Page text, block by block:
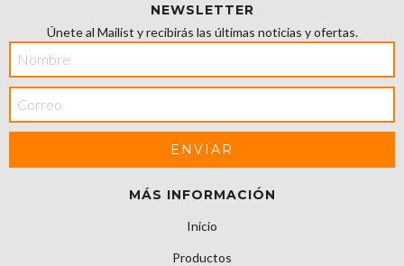
NEWSLETTER
Únete al Mailist y recibirás las últimas noticias y ofertas.
MÁS INFORMACIÓN
Inicio
Productos